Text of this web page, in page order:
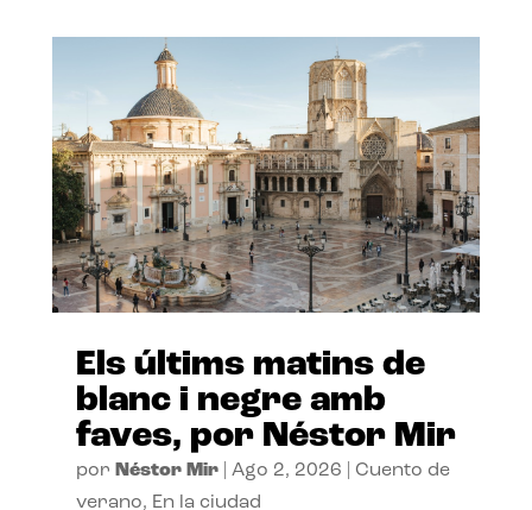
Els últims matins de
blanc i negre amb
faves, por Néstor Mir
por Néstor Mir| Ago 2, 2026
Cuento de
verano, En la ciudad